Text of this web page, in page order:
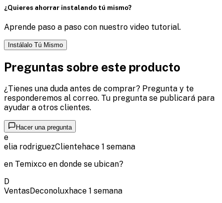
¿Quieres ahorrar instalando tú mismo?
Aprende paso a paso con nuestro video tutorial.
Instálalo Tú Mismo
Preguntas sobre este producto
¿Tienes una duda antes de comprar? Pregunta y te
responderemos al correo. Tu pregunta se publicará para
ayudar a otros clientes.
Hacer una pregunta
e
elia rodriguezClientehace 1 semana
en Temixco en donde se ubican?
D
VentasDeconoluxhace 1 semana